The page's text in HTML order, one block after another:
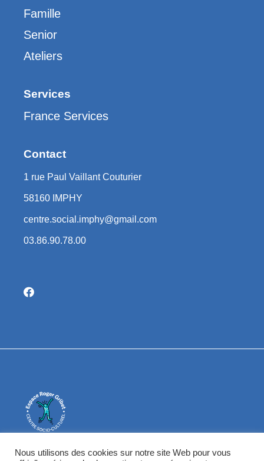
Famille
Senior
Ateliers
Services
France Services
Contact
1 rue Paul Vaillant Couturier
58160 IMPHY
centre.social.imphy@gmail.com
03.86.90.78.00
Centre Social d'Imphy
Nous utilisons des cookies sur notre site Web pour vous